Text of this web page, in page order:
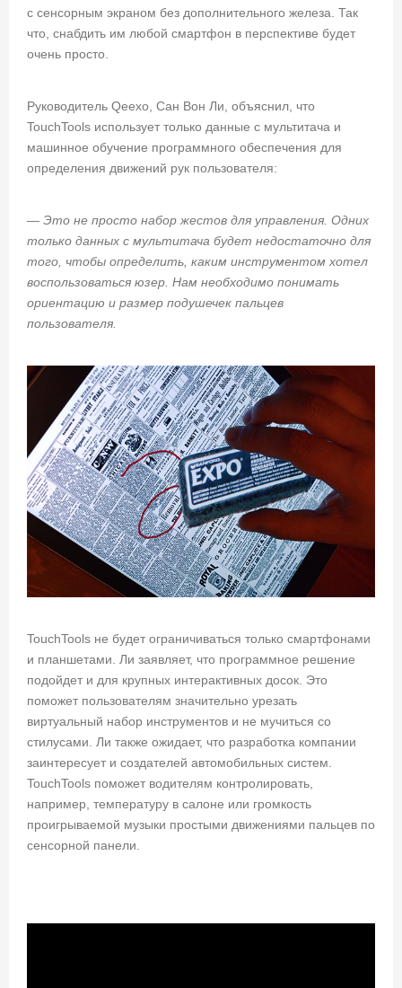
с сенсорным экраном без дополнительного железа. Так
что, снабдить им любой смартфон в перспективе будет
очень просто.
Руководитель Qeexo, Сан Вон Ли, объяснил, что
TouchTools использует только данные с мультитача и
машинное обучение программного обеспечения для
определения движений рук пользователя:
— Это не просто набор жестов для управления. Одних
только данных с мультитача будет недостаточно для
того, чтобы определить, каким инструментом хотел
воспользоваться юзер. Нам необходимо понимать
ориентацию и размер подушечек пальцев
пользователя.
TouchTools не будет ограничиваться только смартфонами
и планшетами. Ли заявляет, что программное решение
подойдет и для крупных интерактивных досок. Это
поможет пользователям значительно урезать
виртуальный набор инструментов и не мучиться со
стилусами. Ли также ожидает, что разработка компании
заинтересует и создателей автомобильных систем.
TouchTools поможет водителям контролировать,
например, температуру в салоне или громкость
проигрываемой музыки простыми движениями пальцев по
сенсорной панели.